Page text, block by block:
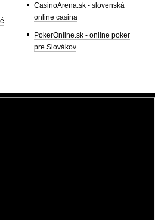
CasinoArena.sk - slovenská
online casina
PokerOnline.sk - online poker
pre Slovákov